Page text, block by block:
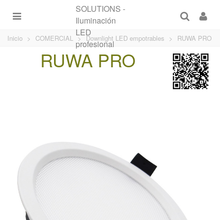
Inicio > COMERCIAL > Downlight LED empotrables > RUWA PRO
RUWA PRO